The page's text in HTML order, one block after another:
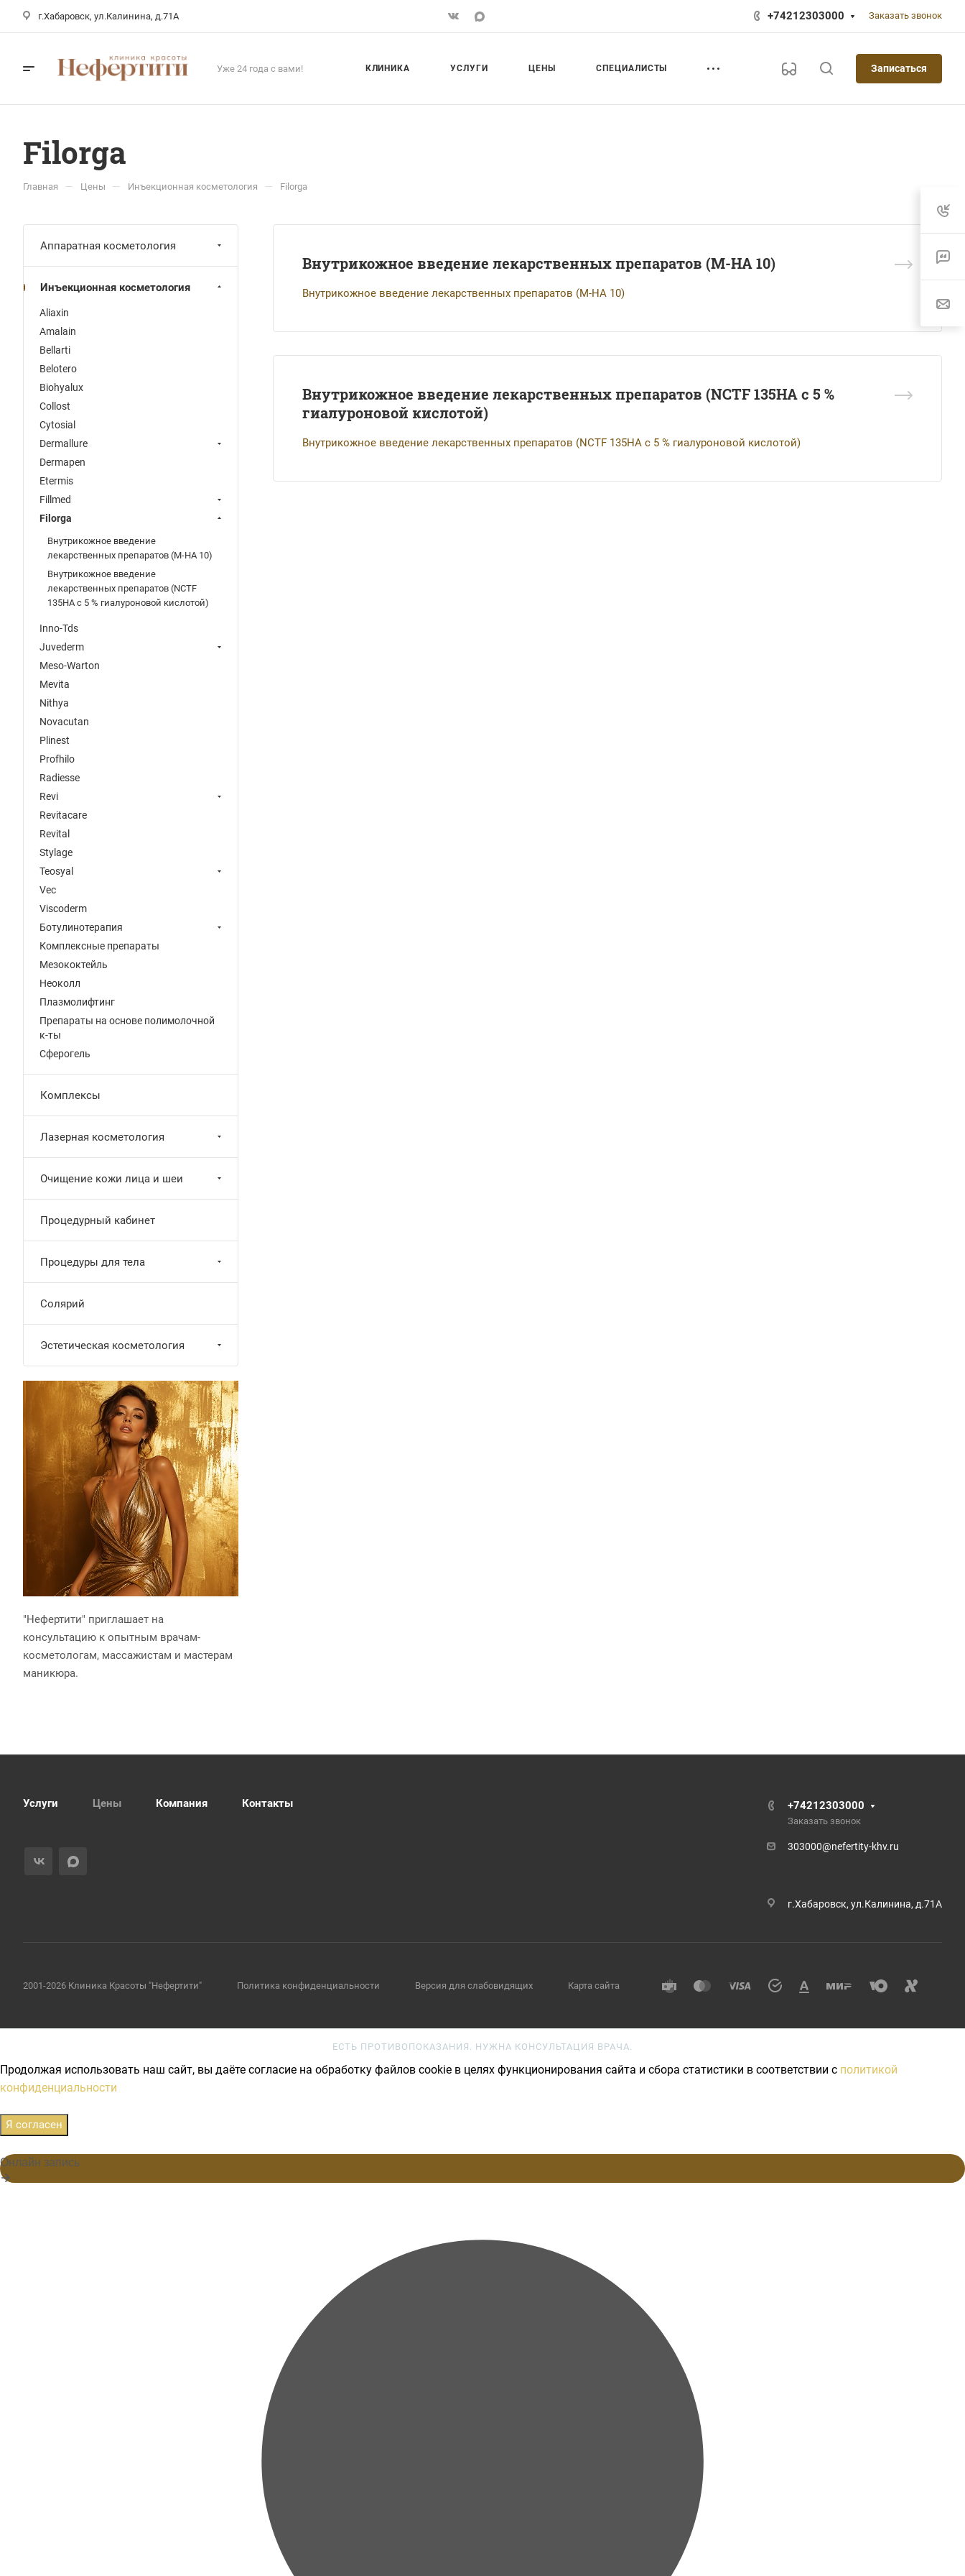
г.Хабаровск, ул.Калинина, д.71А +74212303000 Заказать звонок
Уже 24 года с вами! КЛИНИКА УСЛУГИ ЦЕНЫ СПЕЦИАЛИСТЫ Записаться
Filorga
Главная — Цены — Инъекционная косметология — Filorga
Внутрикожное введение лекарственных препаратов (M-HA 10)
Внутрикожное введение лекарственных препаратов (M-HA 10)
Внутрикожное введение лекарственных препаратов (NCTF 135HA с 5 %
гиалуроновой кислотой)
Внутрикожное введение лекарственных препаратов (NCTF 135HA с 5 % гиалуроновой кислотой)
Аппаратная косметология
Инъекционная косметология
Aliaxin
Amalain
Bellarti
Belotero
Biohyalux
Collost
Cytosial
Dermallure
Dermapen
Etermis
Fillmed
Filorga
Внутрикожное введение
лекарственных препаратов (M-HA 10)
Внутрикожное введение
лекарственных препаратов (NCTF
135HA с 5 % гиалуроновой кислотой)
Inno-Tds
Juvederm
Meso-Warton
Mevita
Nithya
Novacutan
Plinest
Profhilo
Radiesse
Revi
Revitacare
Revital
Stylage
Teosyal
Vec
Viscoderm
Ботулинотерапия
Комплексные препараты
Мезококтейль
Неоколл
Плазмолифтинг
Препараты на основе полимолочной
к-ты
Сферогель
Комплексы
Лазерная косметология
Очищение кожи лица и шеи
Процедурный кабинет
Процедуры для тела
Солярий
Эстетическая косметология
"Нефертити" приглашает на
консультацию к опытным врачам-
косметологам, массажистам и мастерам
маникюра.
Услуги Цены Компания Контакты +74212303000
Заказать звонок
303000@nefertity-khv.ru
г.Хабаровск, ул.Калинина, д.71А
2001-2026 Клиника Красоты "Нефертити" Политика конфиденциальности Версия для слабовидящих Карта сайта
ЕСТЬ ПРОТИВОПОКАЗАНИЯ. НУЖНА КОНСУЛЬТАЦИЯ ВРАЧА.
Продолжая использовать наш сайт, вы даёте согласие на обработку файлов cookie в целях функционирования сайта и сбора статистики в соответствии с политикой
конфиденциальности
Я согласен